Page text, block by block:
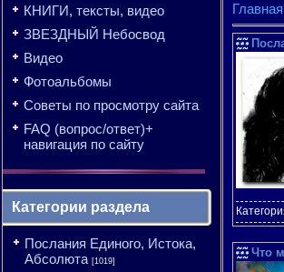
КНИГИ, тексты, видео
ЗВЕЗДНЫЙ Небосвод
Видео
Фотоальбомы
Советы по просмотру сайта
FAQ (вопрос/ответ)+
навигация по сайту
Категории раздела
Послания Единого, Истока,
Абсолюта [1019]
Главная
Что